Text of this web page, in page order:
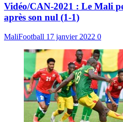
Vidéo/CAN-2021 : Le Mali
après son nul (1-1)
MaliFootball 17 janvier 2022 0